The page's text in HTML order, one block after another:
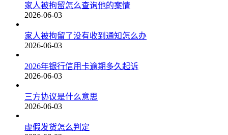
家人被拘留怎么查询他的案情
2026-06-03
家人被拘留了没有收到通知怎么办
2026-06-03
2026年银行信用卡逾期多久起诉
2026-06-03
三方协议是什么意思
2026-06-03
虚假发货怎么判定